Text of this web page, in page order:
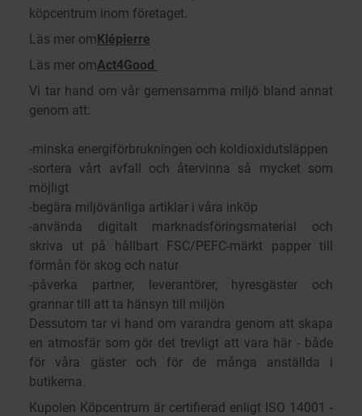
köpcentrum inom företaget.
Läs mer omKlépierre
Läs mer omAct4Good
Vi tar hand om vår gemensamma miljö bland annat
genom att:
-minska energiförbrukningen och koldioxidutsläppen
-sortera vårt avfall och återvinna så mycket som
möjligt
-begära miljövänliga artiklar i våra inköp
-använda digitalt marknadsföringsmaterial och
skriva ut på hållbart FSC/PEFC-märkt papper till
förmån för skog och natur
-påverka partner, leverantörer, hyresgäster och
grannar till att ta hänsyn till miljön
Dessutom tar vi hand om varandra genom att skapa
en atmosfär som gör det trevligt att vara här - både
för våra gäster och för de många anställda i
butikerna.
Kupolen Köpcentrum är certifierad enligt ISO 14001 -